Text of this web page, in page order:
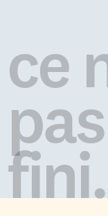
se réjouit Florian
créateur et
de la soirée. « On
ce […]
ce
pas